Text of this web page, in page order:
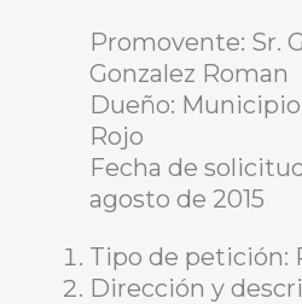
Promovente: Sr.
Gonzalez Roman
Dueño:
Rojo
Fecha de
agosto de 2015
Tipo de petición:
Dirección y